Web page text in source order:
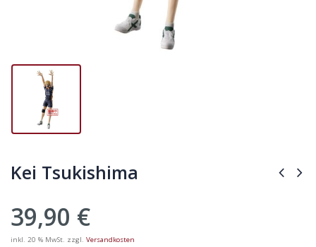
Kei Tsukishima
39,90 €
inkl. 20 % MwSt. zzgl. Versandkosten